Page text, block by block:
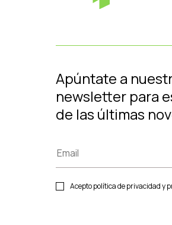
Apúntate a
newsletter para
de las últimas
Acepto política de privacidad y